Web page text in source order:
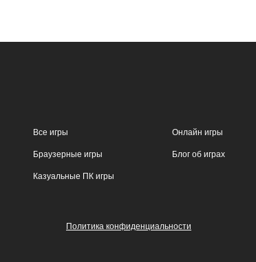
Все игры
Браузерные игры
Казуальные ПК игры
Онлайн игры
Блог об играх
Политика конфиденциальности